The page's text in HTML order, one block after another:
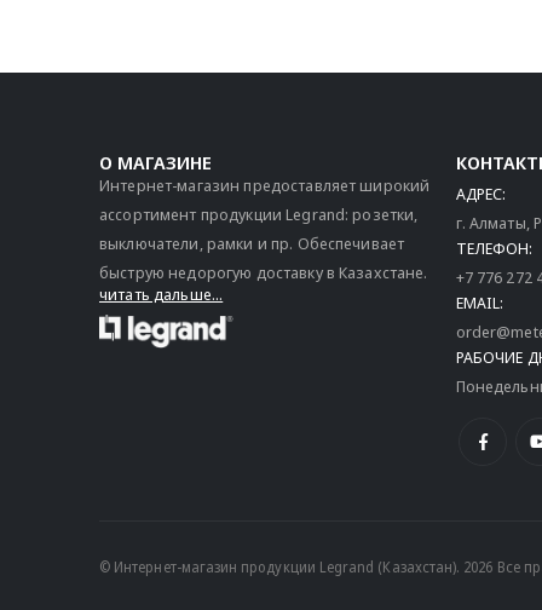
О МАГАЗИНЕ
Интернет-магазин предоставляет широкий
ассортимент продукции Legrand: розетки,
выключатели, рамки и пр. Обеспечивает
быструю недорогую доставку в Казахстане.
читать дальше...
АДРЕС:
г. Алматы,
ТЕЛЕФОН:
+7 776 272
EMAIL:
РАБОЧИЕ
© Интернет-магазин продукции Legrand (Казахстан). 2026 Все